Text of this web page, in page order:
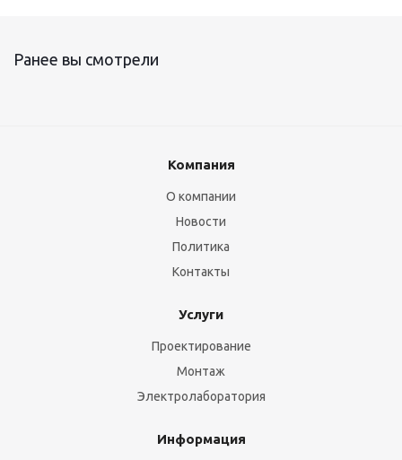
Ранее вы смотрели
Компания
О компании
Новости
Политика
Контакты
Услуги
Проектирование
Монтаж
Электролаборатория
Информация